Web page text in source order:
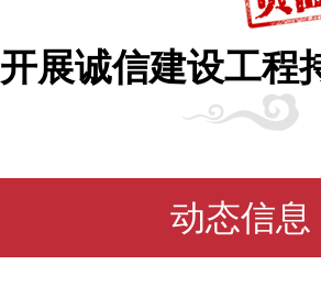
开展诚信建设工程
动态信息